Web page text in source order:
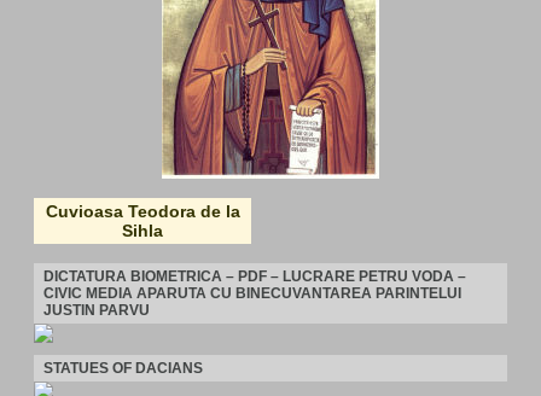
Cuvioasa Teodora de la
Sihla
DICTATURA BIOMETRICA – PDF – LUCRARE PETRU VODA –
CIVIC MEDIA APARUTA CU BINECUVANTAREA PARINTELUI
JUSTIN PARVU
STATUES OF DACIANS